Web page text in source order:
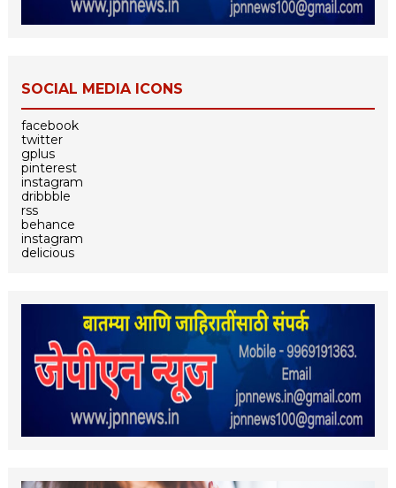
SOCIAL MEDIA ICONS
facebook
twitter
gplus
pinterest
instagram
dribbble
rss
behance
instagram
delicious